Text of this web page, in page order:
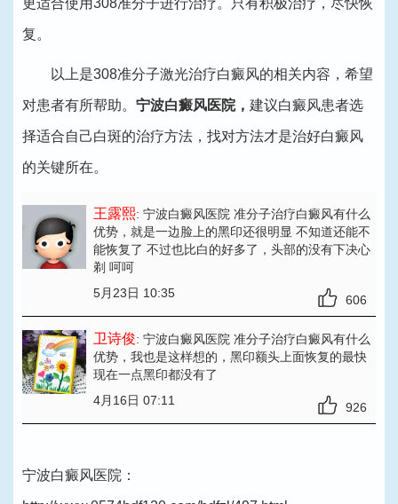
复。
以上是308准分子激光治疗白癜风的相关内容，希望
对患者有所帮助。宁波白癜风医院，建议白癜风患者选
择适合自己白斑的治疗方法，找对方法才是治好白癜风
的关键所在。
王露熙: 宁波白癜风医院 准分子治疗白癜风有什么
优势，就是一边脸上的黑印还很明显 不知道还能不
能恢复了 不过也比白的好多了，头部的没有下决心
剃 呵呵
5月23日 10:35
606
卫诗俊: 宁波白癜风医院 准分子治疗白癜风有什么
优势，我也是这样想的，黑印额头上面恢复的最快
现在一点黑印都没有了
4月16日 07:11
926
宁波白癜风医院：